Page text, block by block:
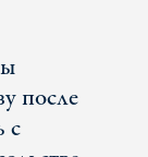
после
с